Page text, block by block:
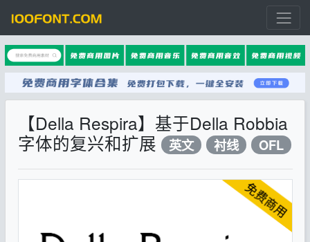
【Della Respira】基于Della Robbia
字体的复兴和扩展
英文 衬线 OFL